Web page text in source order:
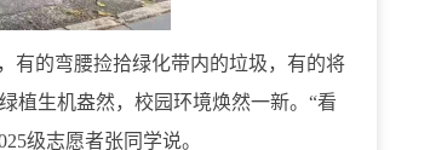
有的弯腰捡拾绿化带内的垃圾，有的将
植生机盎然，校园环境焕然一新。“看
级志愿者张同学说。